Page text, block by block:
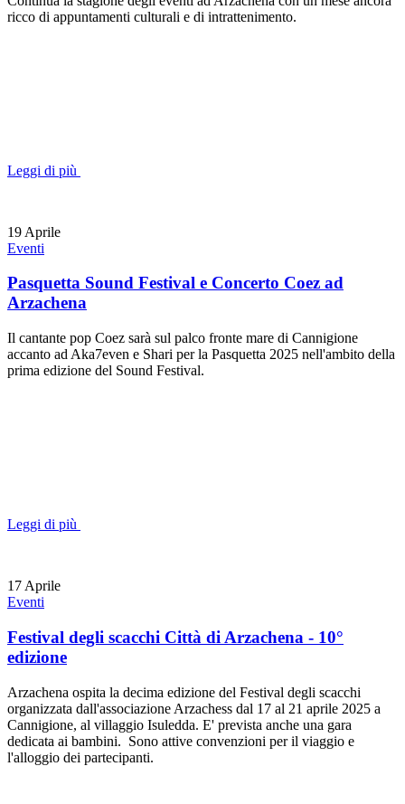
ricco di appuntamenti culturali e di intrattenimento.
Leggi di più
19 Aprile
Eventi
Pasquetta Sound Festival e Concerto Coez ad
Arzachena
Il cantante pop Coez sarà sul palco fronte mare di Cannigione
accanto ad Aka7even e Shari per la Pasquetta 2025 nell'ambito della
prima edizione del Sound Festival.
Leggi di più
17 Aprile
Eventi
Festival degli scacchi Città di Arzachena - 10°
edizione
Arzachena ospita la decima edizione del Festival degli scacchi
organizzata dall'associazione Arzachess dal 17 al 21 aprile 2025 a
Cannigione, al villaggio Isuledda. E' prevista anche una gara
dedicata ai bambini. Sono attive convenzioni per il viaggio e
l'alloggio dei partecipanti.